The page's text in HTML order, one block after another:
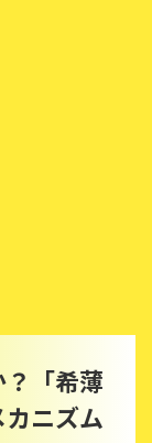
「希薄
ニズム